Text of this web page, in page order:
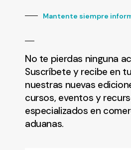
Mantente siempre
No te pierdas ninguna
Suscríbete y recibe en
nuestras nuevas
cursos, eventos y
especializados en
aduanas.